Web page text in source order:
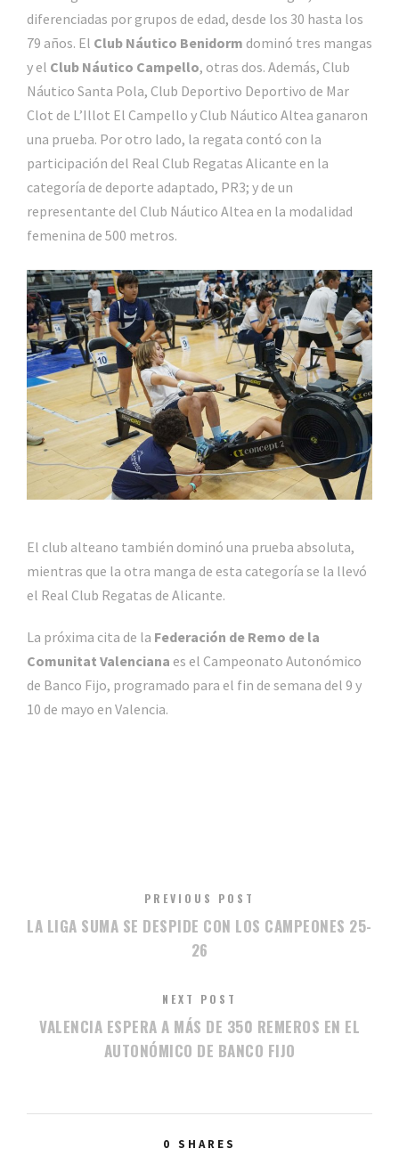
diferenciadas por grupos de edad, desde los 30 hasta los
79 años. El Club Náutico Benidorm dominó tres mangas
y el Club Náutico Campello, otras dos. Además, Club
Náutico Santa Pola, Club Deportivo Deportivo de Mar
Clot de L’Illot El Campello y Club Náutico Altea ganaron
una prueba. Por otro lado, la regata contó con la
participación del Real Club Regatas Alicante en la
categoría de deporte adaptado, PR3; y de un
representante del Club Náutico Altea en la modalidad
femenina de 500 metros.
El club alteano también dominó una prueba absoluta,
mientras que la otra manga de esta categoría se la llevó
el Real Club Regatas de Alicante.
La próxima cita de la Federación de Remo de la
Comunitat Valenciana es el Campeonato Autonómico
de Banco Fijo, programado para el fin de semana del 9 y
10 de mayo en Valencia.
PREVIOUS POST
LA LIGA SUMA SE DESPIDE CON LOS CAMPEONES 25-
26
NEXT POST
VALENCIA ESPERA A MÁS DE 350 REMEROS EN EL
AUTONÓMICO DE BANCO FIJO
0 SHARES